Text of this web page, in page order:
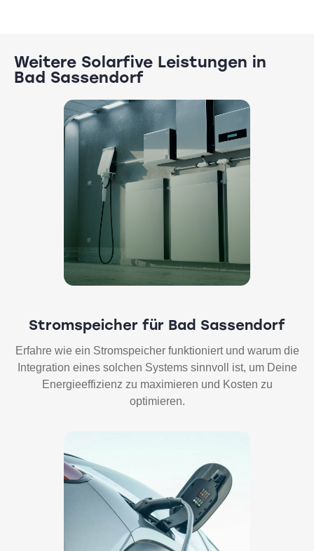
Weitere Solarfive Leistungen in
Bad Sassendorf
Stromspeicher für Bad Sassendorf
Erfahre wie ein Stromspeicher funktioniert und warum die
Integration eines solchen Systems sinnvoll ist, um Deine
Energieeffizienz zu maximieren und Kosten zu
optimieren.